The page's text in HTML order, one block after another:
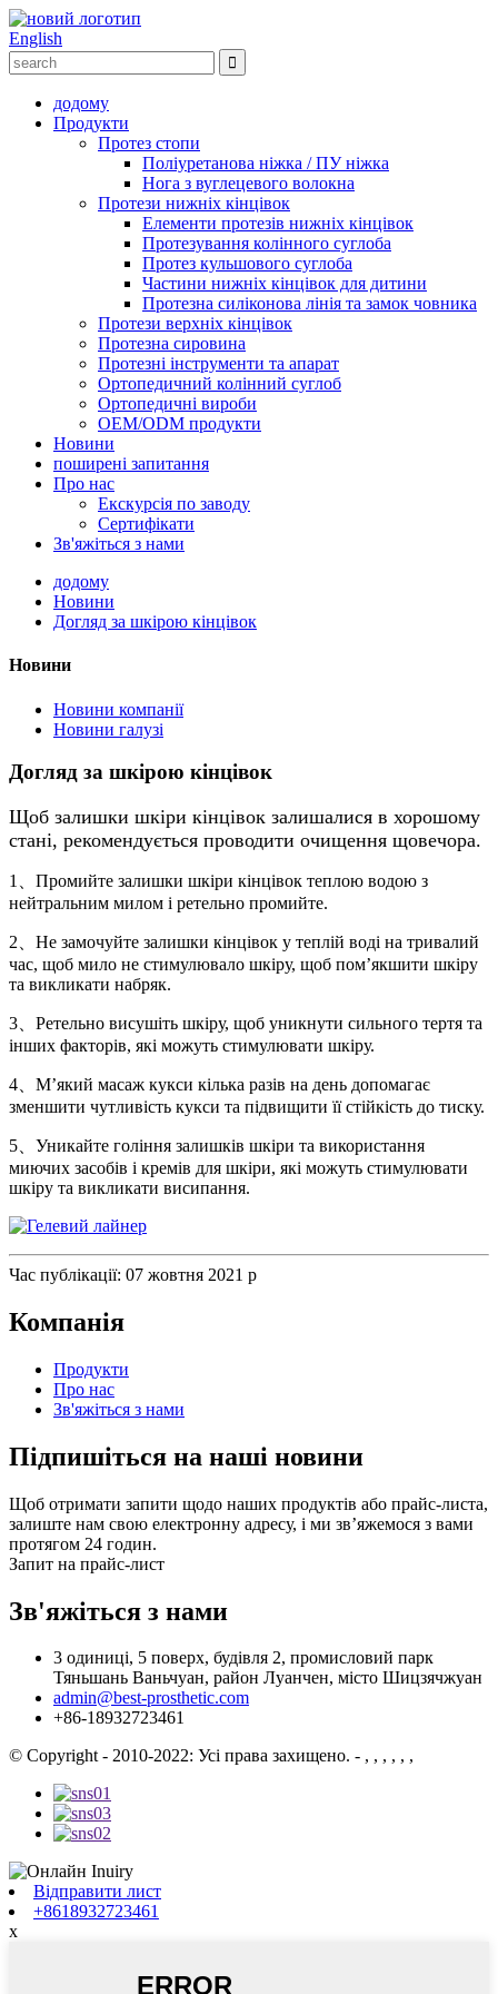
English
додому
Продукти
Протез стопи
Поліуретанова ніжка / ПУ ніжка
Нога з вуглецевого волокна
Протези нижніх кінцівок
Елементи протезів нижніх кінцівок
Протезування колінного суглоба
Протез кульшового суглоба
Частини нижніх кінцівок для дитини
Протезна силіконова лінія та замок човника
Протези верхніх кінцівок
Протезна сировина
Протезні інструменти та апарат
Ортопедичний колінний суглоб
Ортопедичні вироби
OEM/ODM продукти
Новини
поширені запитання
Про нас
Екскурсія по заводу
Сертифікати
Зв'яжіться з нами
додому
Новини
Догляд за шкірою кінцівок
Новини
Новини компанії
Новини галузі
Догляд за шкірою кінцівок
Щоб залишки шкіри кінцівок залишалися в хорошому
стані, рекомендується проводити очищення щовечора.
1、Промийте залишки шкіри кінцівок теплою водою з
нейтральним милом і ретельно промийте.
2、Не замочуйте залишки кінцівок у теплій воді на тривалий
час, щоб мило не стимулювало шкіру, щоб пом’якшити шкіру
та викликати набряк.
3、Ретельно висушіть шкіру, щоб уникнути сильного тертя та
інших факторів, які можуть стимулювати шкіру.
4、М’який масаж кукси кілька разів на день допомагає
зменшити чутливість кукси та підвищити її стійкість до тиску.
5、Уникайте гоління залишків шкіри та використання
миючих засобів і кремів для шкіри, які можуть стимулювати
шкіру та викликати висипання.
Час публікації: 07 жовтня 2021 р
Компанія
Продукти
Про нас
Зв'яжіться з нами
Підпишіться на наші новини
Щоб отримати запити щодо наших продуктів або прайс-листа,
залиште нам свою електронну адресу, і ми зв’яжемося з вами
протягом 24 годин.
Запит на прайс-лист
Зв'яжіться з нами
3 одиниці, 5 поверх, будівля 2, промисловий парк
Тяньшань Ваньчуан, район Луанчен, місто Шицзячжуан
admin@best-prosthetic.com
+86-18932723461
© Copyright - 2010-2022: Усі права захищено. - , , , , , ,
Відправити лист
+8618932723461
x